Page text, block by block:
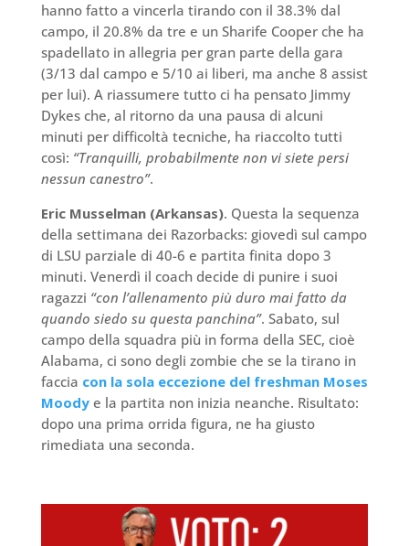
hanno fatto a vincerla tirando con il 38.3% dal
campo, il 20.8% da tre e un Sharife Cooper che ha
spadellato in allegria per gran parte della gara
(3/13 dal campo e 5/10 ai liberi, ma anche 8 assist
per lui). A riassumere tutto ci ha pensato Jimmy
Dykes che, al ritorno da una pausa di alcuni
minuti per difficoltà tecniche, ha riaccolto tutti
così: “Tranquilli, probabilmente non vi siete persi
nessun canestro”.
Eric Musselman (Arkansas). Questa la sequenza
della settimana dei Razorbacks: giovedì sul campo
di LSU parziale di 40-6 e partita finita dopo 3
minuti. Venerdì il coach decide di punire i suoi
ragazzi “con l’allenamento più duro mai fatto da
quando siedo su questa panchina”. Sabato, sul
campo della squadra più in forma della SEC, cioè
Alabama, ci sono degli zombie che se la tirano in
faccia con la sola eccezione del freshman Moses
Moodye la partita non inizia neanche. Risultato:
dopo una prima orrida figura, ne ha giusto
rimediata una seconda.